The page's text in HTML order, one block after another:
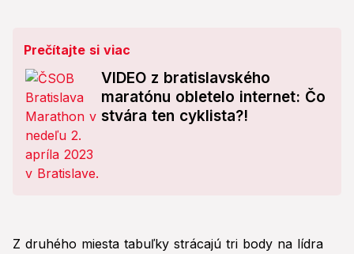
Prečítajte si viac
VIDEO z bratislavského
maratónu obletelo internet: Čo
stvára ten cyklista?!
Z druhého miesta tabuľky strácajú tri body na lídra